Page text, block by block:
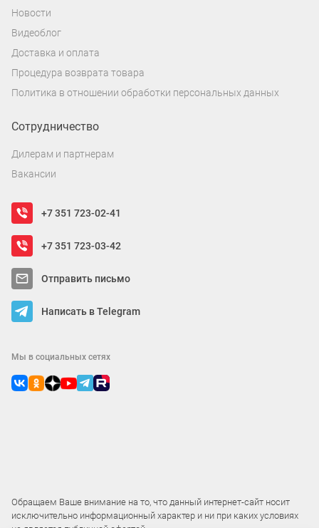
Новости
Видеоблог
Доставка и оплата
Процедура возврата товара
Политика в отношении обработки персональных данных
Сотрудничество
Дилерам и партнерам
Вакансии
+7 351 723-02-41
+7 351 723-03-42
Отправить письмо
Написать в Telegram
Мы в социальных сетях
Обращаем Ваше внимание на то, что данный интернет-сайт носит
исключительно информационный характер и ни при каких условиях